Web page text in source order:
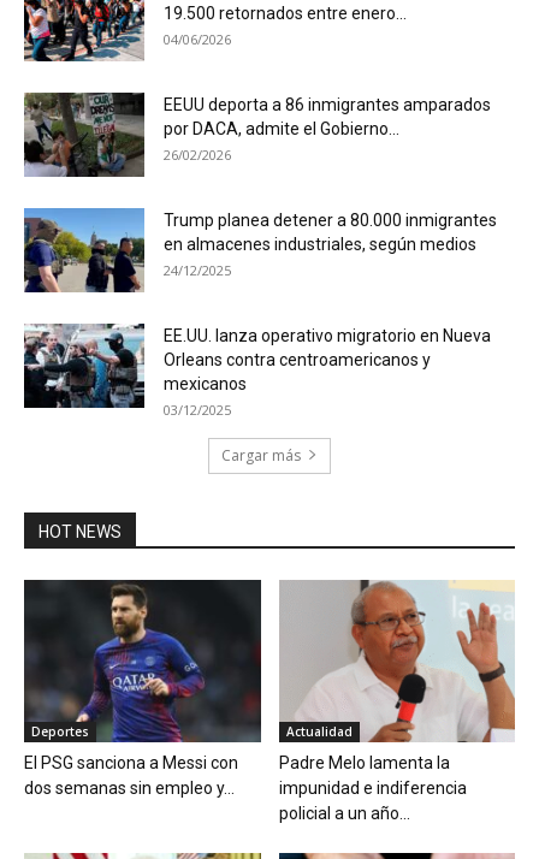
19.500 retornados entre enero...
04/06/2026
EEUU deporta a 86 inmigrantes amparados
por DACA, admite el Gobierno...
26/02/2026
Trump planea detener a 80.000 inmigrantes
en almacenes industriales, según medios
24/12/2025
EE.UU. lanza operativo migratorio en Nueva
Orleans contra centroamericanos y
mexicanos
03/12/2025
Cargar más
HOT NEWS
Deportes
El PSG sanciona a Messi con
dos semanas sin empleo y...
Actualidad
Padre Melo lamenta la
impunidad e indiferencia
policial a un año...